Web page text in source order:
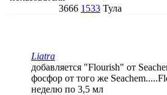
3666 1533 Тула
Liatra
добавляется "Flourish" от
фосфор от того же
неделю по 3,5 мл